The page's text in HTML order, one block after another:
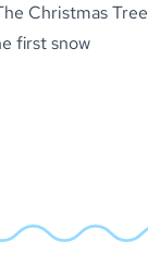
Christmas Tree
first snow